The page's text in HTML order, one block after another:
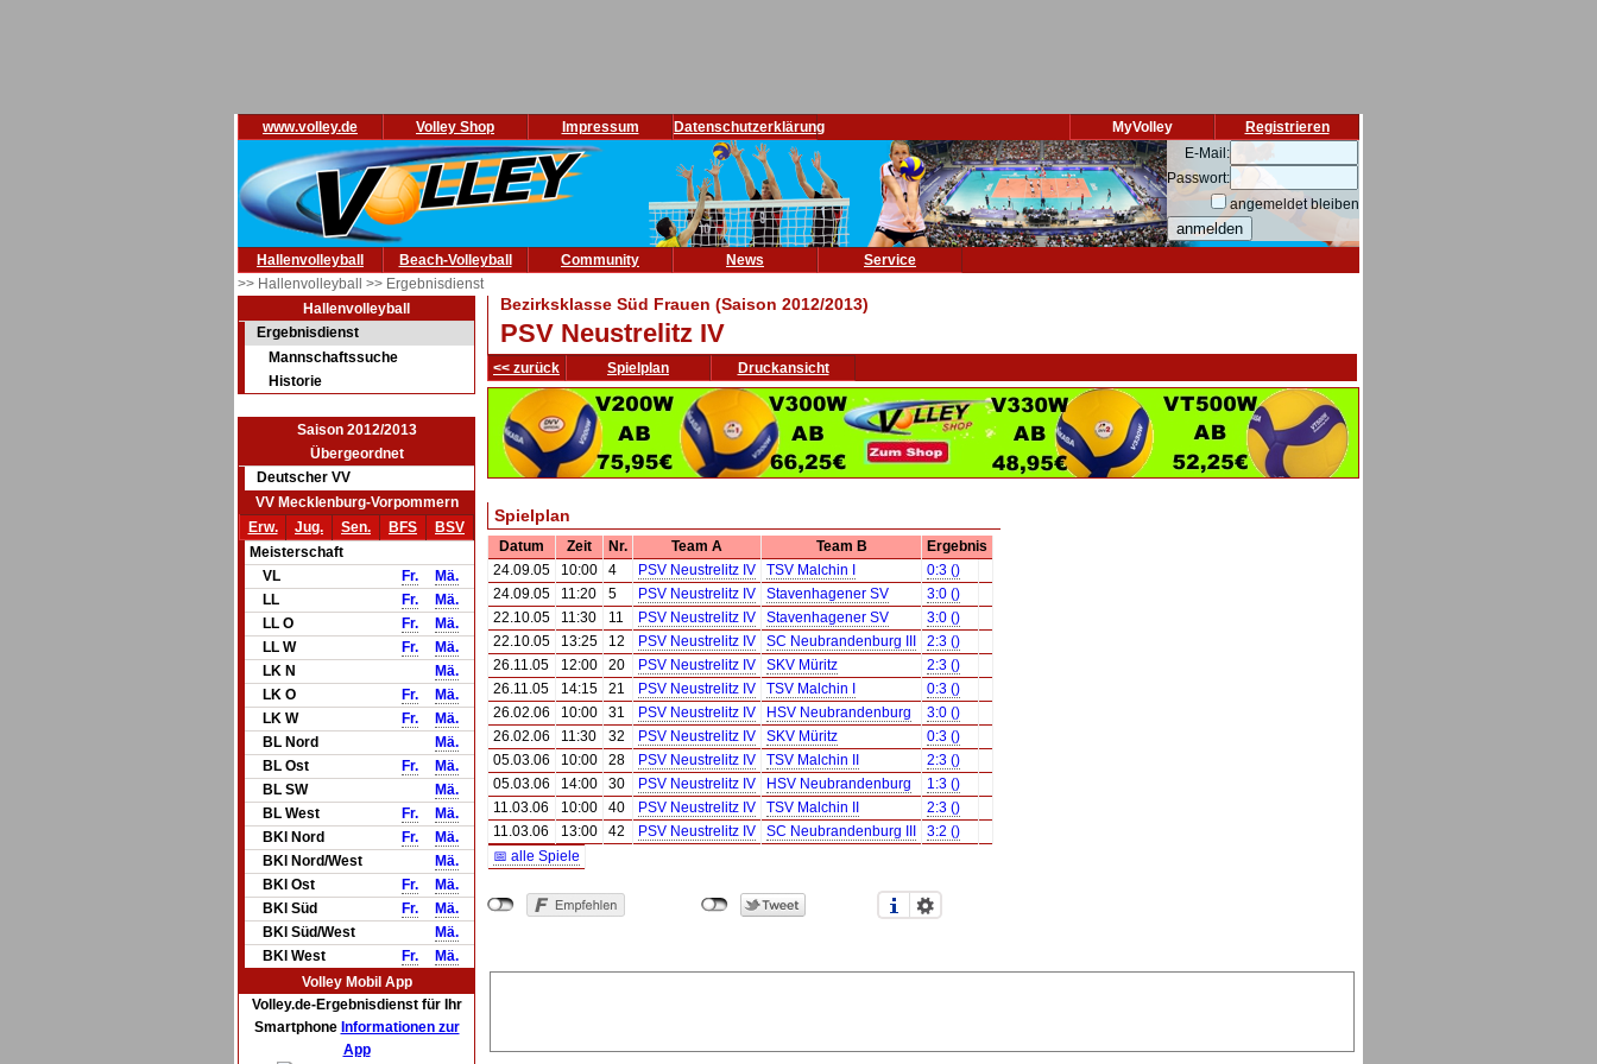
www.volley.de Volley Shop Impressum Datenschutzerklärung Registrieren
MyVolley
E-Mail:
Passwort:
angemeldet bleiben
Hallenvolleyball Beach-Volleyball Community News
Service
>> Hallenvolleyball >> Ergebnisdienst
Hallenvolleyball
Ergebnisdienst
Mannschaftssuche
Historie
Saison 2012/2013
Übergeordnet
Deutscher VV
VV Mecklenburg-Vorpommern
Erw.
Jug. Sen. BFS
BSV
Meisterschaft
VL
Fr.
Mä.
LL
Fr.
Mä.
LL O
Fr.
Mä.
LL W
Fr.
Mä.
LK N
Mä.
LK O
Fr.
Mä.
LK W
Fr.
Mä.
BL Nord
Mä.
BL Ost
Fr.
Mä.
BL SW
Mä.
BL West
Fr.
Mä.
BKl Nord
Fr.
Mä.
BKl Nord/West
Mä.
BKl Ost
Fr.
Mä.
BKl Süd
Fr.
Mä.
BKl Süd/West
Mä.
BKl West
Fr.
Mä.
Volley Mobil App
Volley.de-Ergebnisdienst für Ihr
Smartphone Informationen zur
App
Bezirksklasse Süd Frauen (Saison 2012/2013)
PSV Neustrelitz IV
<< zurück Spielplan Druckansicht
Spielplan
Datum Zeit Nr. Team A Team B
Ergebnis
24.09.05
10:00 4 PSV Neustrelitz IV TSV Malchin I
0:3 ()
24.09.05
11:20 5 PSV Neustrelitz IV Stavenhagener SV
3:0 ()
22.10.05
11:30 11 PSV Neustrelitz IV Stavenhagener SV
3:0 ()
22.10.05
13:25 12 PSV Neustrelitz IV SC Neubrandenburg III
2:3 ()
26.11.05
12:00 20 PSV Neustrelitz IV SKV Müritz
2:3 ()
26.11.05
14:15 21 PSV Neustrelitz IV TSV Malchin I
0:3 ()
26.02.06
10:00 31 PSV Neustrelitz IV HSV Neubrandenburg
3:0 ()
26.02.06
11:30 32 PSV Neustrelitz IV SKV Müritz
0:3 ()
05.03.06
10:00 28 PSV Neustrelitz IV TSV Malchin II
2:3 ()
05.03.06
14:00 30 PSV Neustrelitz IV HSV Neubrandenburg
1:3 ()
11.03.06
10:00 40 PSV Neustrelitz IV TSV Malchin II
2:3 ()
11.03.06
13:00 42 PSV Neustrelitz IV SC Neubrandenburg III
3:2 ()
📅 alle Spiele